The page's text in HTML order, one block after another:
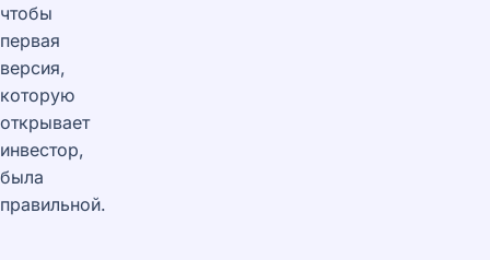
чтобы
первая
версия,
которую
открывает
инвестор,
была
правильной.